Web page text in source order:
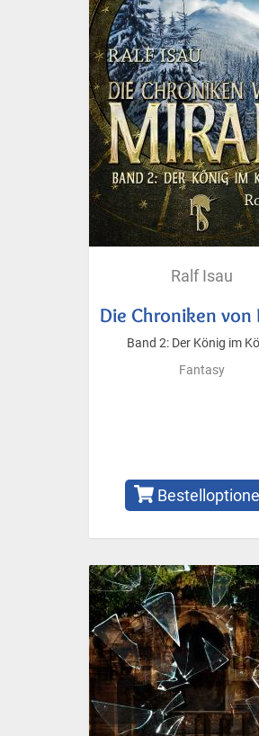
Ralf Isau
Die Chroniken von
Band 2: Der König im
Fantasy